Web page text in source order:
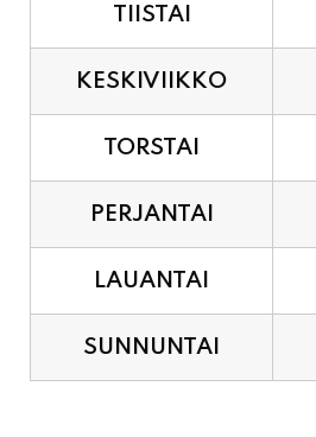
TORSTAI
PERJANTAI
LAUANTAI
SUNNUNTAI